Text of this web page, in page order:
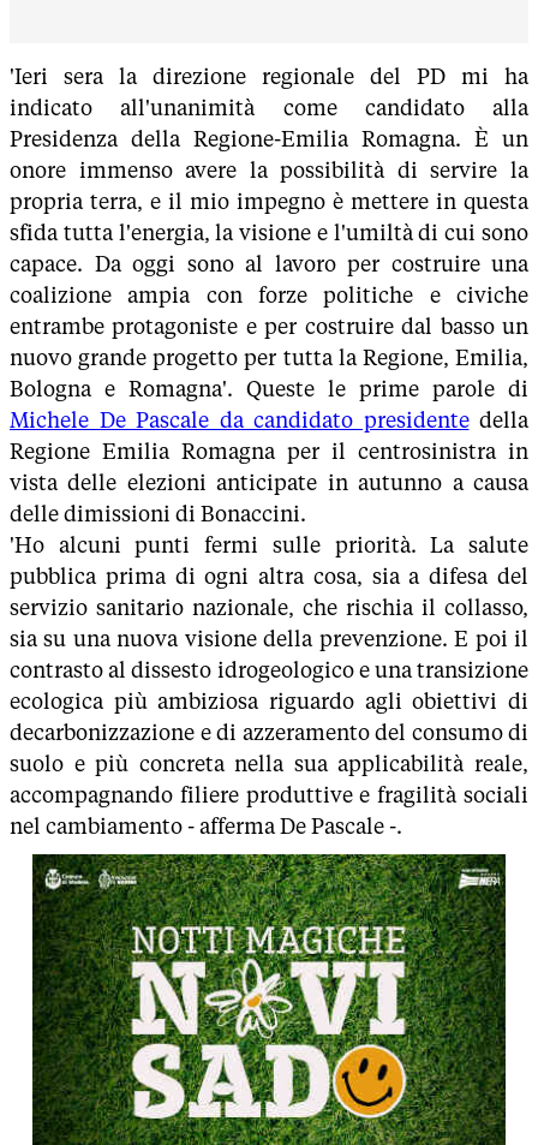
'Ieri sera la direzione regionale del PD mi ha
indicato all'unanimità come candidato alla
Presidenza della Regione-Emilia Romagna. È un
onore immenso avere la possibilità di servire la
propria terra, e il mio impegno è mettere in questa
sfida tutta l'energia, la visione e l'umiltà di cui sono
capace. Da oggi sono al lavoro per costruire una
coalizione ampia con forze politiche e civiche
entrambe protagoniste e per costruire dal basso un
nuovo grande progetto per tutta la Regione, Emilia,
Bologna e Romagna'. Queste le prime parole di
Michele De Pascale da candidato presidentedella
Regione Emilia Romagna per il centrosinistra in
vista delle elezioni anticipate in autunno a causa
delle dimissioni di Bonaccini.
'Ho alcuni punti fermi sulle priorità. La salute
pubblica prima di ogni altra cosa, sia a difesa del
servizio sanitario nazionale, che rischia il collasso,
sia su una nuova visione della prevenzione. E poi il
contrasto al dissesto idrogeologico e una transizione
ecologica più ambiziosa riguardo agli obiettivi di
decarbonizzazione e di azzeramento del consumo di
suolo e più concreta nella sua applicabilità reale,
accompagnando filiere produttive e fragilità sociali
nel cambiamento - afferma De Pascale -.